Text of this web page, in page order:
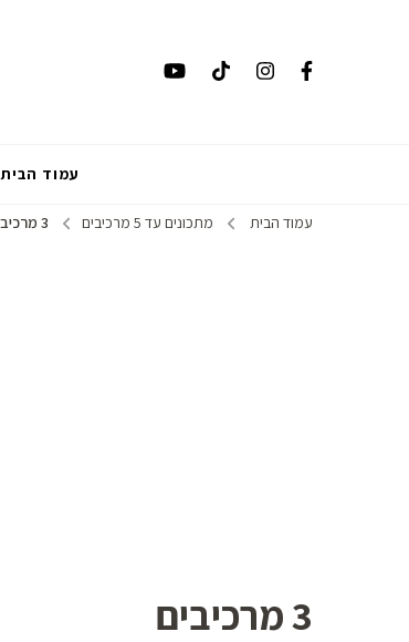
עמוד הבית
עמוד הבית מתכונים עד 5 מרכיבים 3 מרכיבים
3 מרכיבים